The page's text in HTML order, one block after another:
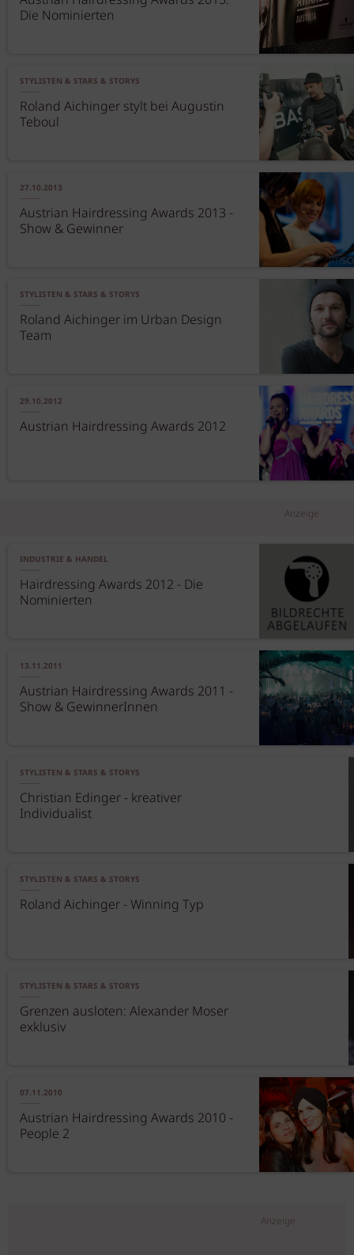
Die Nominierten
STYLISTEN & STARS & STORYS
Roland Aichinger stylt bei Augustin
Teboul
27.10.2013
Austrian Hairdressing Awards 2013 -
Show & Gewinner
STYLISTEN & STARS & STORYS
Roland Aichinger im Urban Design
Team
29.10.2012
Austrian Hairdressing Awards 2012
Anzeige
INDUSTRIE & HANDEL
Hairdressing Awards 2012 - Die
Nominierten
13.11.2011
Austrian Hairdressing Awards 2011 -
Show & GewinnerInnen
STYLISTEN & STARS & STORYS
Christian Edinger - kreativer
Individualist
STYLISTEN & STARS & STORYS
Roland Aichinger - Winning Typ
STYLISTEN & STARS & STORYS
Grenzen ausloten: Alexander Moser
exklusiv
07.11.2010
Austrian Hairdressing Awards 2010 -
People 2
Anzeige